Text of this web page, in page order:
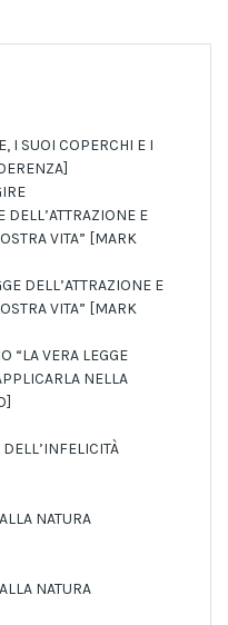
I SUOI COPERCHI E I
E
VITA” [MARK
DELL’ATTRAZIONE E
VITA” [MARK
“LA VERA LEGGE
NELLA
NATURA
NATURA